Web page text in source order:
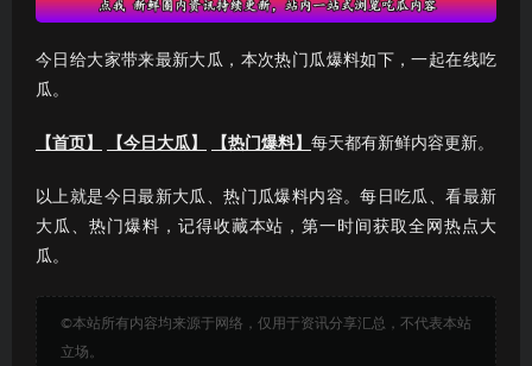
今日给大家带来最新大瓜，本次热门瓜爆料如下，一起在线吃
瓜。
【首页】 【今日大瓜】 【热门爆料】 每天都有新鲜内容更新。
以上就是今日最新大瓜、热门瓜爆料内容。每日吃瓜、看最新
大瓜、热门爆料，记得收藏本站，第一时间获取全网热点大
瓜。
©本站所有内容均来源于网络，仅用于资讯分享汇总，不代表本站
立场。